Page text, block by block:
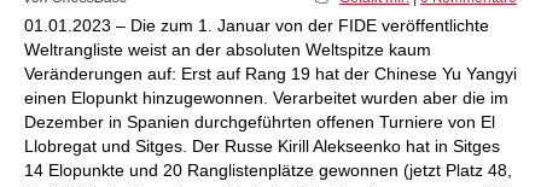
01.01.2023 – Die zum 1. Januar von der FIDE veröffentlichte
Weltrangliste weist an der absoluten Weltspitze kaum
Veränderungen auf: Erst auf Rang 19 hat der Chinese Yu Yangyi
einen Elopunkt hinzugewonnen. Verarbeitet wurden aber die im
Dezember in Spanien durchgeführten offenen Turniere von El
Llobregat und Sitges. Der Russe Kirill Alekseenko hat in Sitges
14 Elopunkte und 20 Ranglistenplätze gewonnen (jetzt Platz 48,